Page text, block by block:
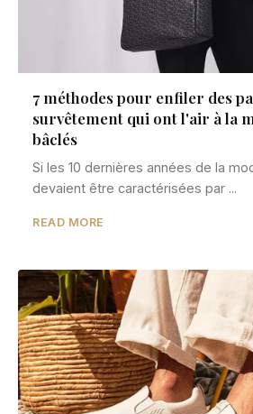
7 méthodes pour enfiler des
survêtement qui ont l'air à la
bâclés
Si les 10 dernières années de la
devaient être caractérisées par ...
READ MORE